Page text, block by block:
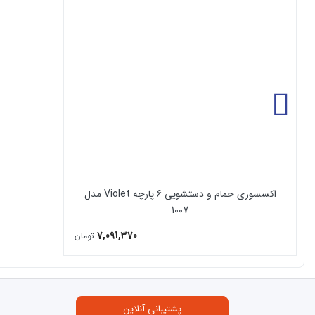
سختی سطحی بالا ( عدم خراش سطحی و حفظ زیبایی)
اکسسوری حمام و دستشویی 6 پارچه Violet مدل
1007
7,091,370 تومان
پشتیبانی آنلاین